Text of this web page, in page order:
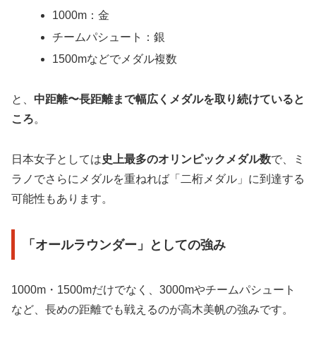
1000m：金
チームパシュート：銀
1500mなどでメダル複数
と、 中距離〜長距離まで幅広くメダルを取り続けていると
ころ。
日本女子としては史上最多のオリンピックメダル数で、ミ
ラノでさらにメダルを重ねれば「二桁メダル」に到達する
可能性もあります。
「オールラウンダー」としての強み
1000m・1500mだけでなく、3000mやチームパシュート
など、長めの距離でも戦えるのが高木美帆の強みです。